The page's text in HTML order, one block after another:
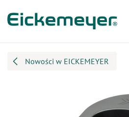
Nowości w EICKEMEYER